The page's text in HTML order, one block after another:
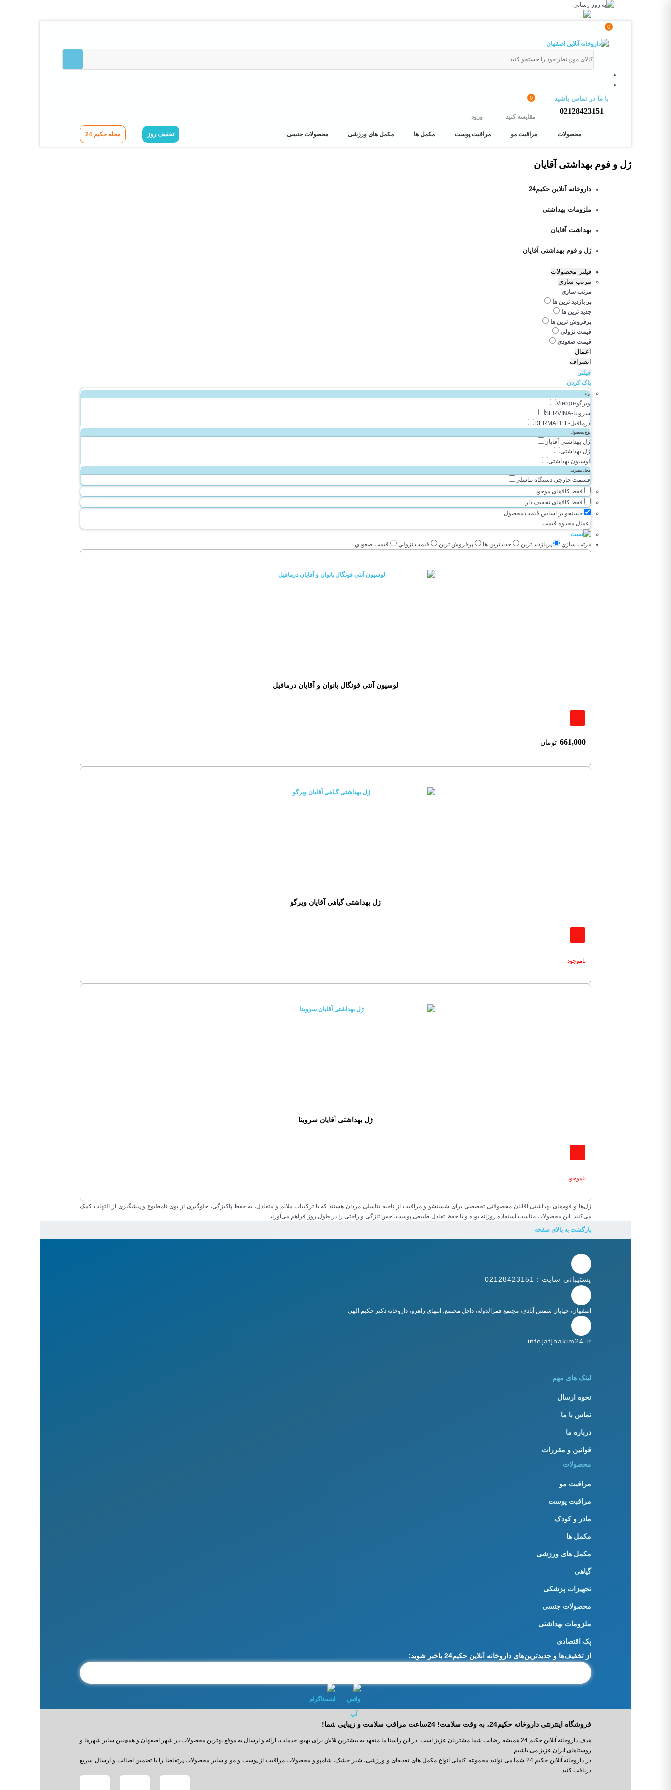
0
با ما در تماس باشید
02128423151
0
مقایسه کنید ورود
محصولات مراقبت مو مراقبت پوست مکمل ها مکمل های ورزشی محصولات جنسی تخفیف روز مجله حکیم 24
ژل و فوم بهداشتی آقایان
داروخانه آنلاین حکیم24
ملزومات بهداشتی
بهداشت آقایان
ژل و فوم بهداشتی آقایان
فیلتر محصولات
مرتب سازی
مرتب سازی
پر بازدید ترین ها
جدید ترین ها
پرفروش ترین ها
قیمت نزولی
قیمت صعودی
اعمال
انصراف
فیلتر
پاک کردن
برند
ویرگو-Viergo
سروینا-SERVINA
درمافیل-DERMAFILL
نوع محصول
ژل بهداشتی آقایان
ژل بهداشتی
لوسیون بهداشتی
محل مصرف
قسمت خارجی دستگاه تناسلی
فقط کالاهای موجود
فقط کالاهای تخفیف دار
جستجو بر اساس قیمت محصول
اعمال محدوه قیمت
مرتب سازي پربازديد ترين جديدترين ها پرفروش ترين قيمت نزولي قيمت صعودي
لوسیون آنتی فونگال بانوان و آقایان درمافیل
661,000 تومان
ژل بهداشتی گیاهی آقایان ویرگو
ناموجود
ژل بهداشتی آقایان سروینا
ناموجود
ژل‌ها و فوم‌های بهداشتی آقایان محصولاتی تخصصی برای شستشو و مراقبت از ناحیه تناسلی مردان هستند که با ترکیبات ملایم و متعادل، به حفظ پاکیزگی، جلوگیری از بوی نامطبوع و پیشگیری از التهاب کمک
می‌کنند. این محصولات مناسب استفاده روزانه بوده و با حفظ تعادل طبیعی پوست، حس تازگی و راحتی را در طول روز فراهم می‌آورند.
بازگشت به بالای صفحه
پشتیبانی سایت : 02128423151
اصفهان، خیابان شمس آبادی، مجتمع قمرالدوله، داخل مجتمع، انتهای راهرو، داروخانه دکتر حکیم الهی
info[at]hakim24.ir
لینک های مهم
نحوه ارسال
تماس با ما
درباره ما
قوانین و مقررات
محصولات
مراقبت مو
مراقبت پوست
مادر و کودک
مکمل ها
مکمل های ورزشی
گیاهی
تجهیزات پزشکی
محصولات جنسی
ملزومات بهداشتی
پک اقتصادی
از تخفیف‌ها و جدیدترین‌های داروخانه آنلاین حکیم24 باخبر شوید:
فروشگاه اینترنتی داروخانه حکیم24، به وقت سلامت! 24ساعت مراقب سلامت و زیبایی شما!
هدف داروخانه آنلاین حکیم 24 همیشه رضایت شما مشتریان عزیز است. در این راستا ما متعهد به بیشترین تلاش برای بهبود خدمات، ارائه و ارسال به موقع بهترین محصولات در شهر اصفهان و همچنین سایر شهرها و
روستاهای ایران عزیز می باشیم.
در داروخانه آنلاین حکیم 24 شما می ‌توانید مجموعه کاملی انواع مکمل‌ های تغذیه‌ای و ورزشی، شیر خشک، شامپو و محصولات مراقبت از پوست و مو و سایر محصولات پرتقاضا را با تضمین اصالت و ارسال سریع
دریافت کنید.